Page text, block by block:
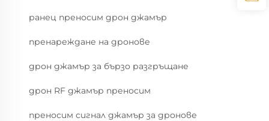
ранец преносим дрон джамър
пренареждане на дронове
дрон джамър за бързо разгръщане
дрон RF джамър преносим
преносим сигнал джамър за дронове